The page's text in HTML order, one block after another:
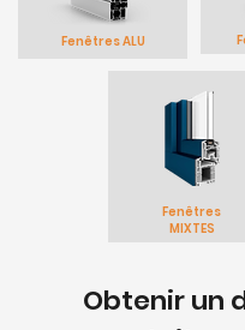
Fenêtres ALU
Fenêtres
MIXTES
Obtenir un